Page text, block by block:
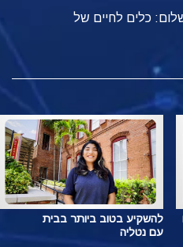
כלים לחיים של
להשקיע בטוב ביותר בבית
עם נטליה